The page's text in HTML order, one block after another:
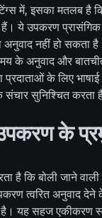
में, इसका मतलब है कि
ये उपकरण प्रासंगिक
अनुवाद नहीं हो सकता
के अनुवाद और
प्रदाताओं के लिए
संचार सुनिश्चित
के
कि बोली जाने वाली
त्वरित अनुवाद
यह सहज एकीकरण